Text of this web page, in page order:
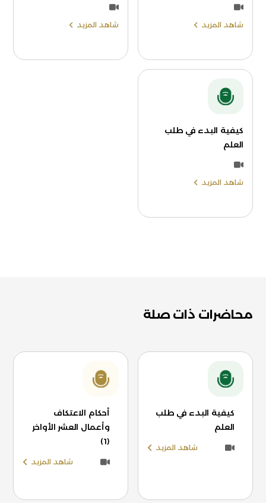
شاهد المزيد شاهد المزيد
كيفية البدء في طلب
العلم
شاهد المزيد
محاضرات ذات صلة
كيفية البدء في طلب
العلم
شاهد المزيد
أحكام الاعتكاف
وأعمال العشر الأواخر
(1)
شاهد المزيد